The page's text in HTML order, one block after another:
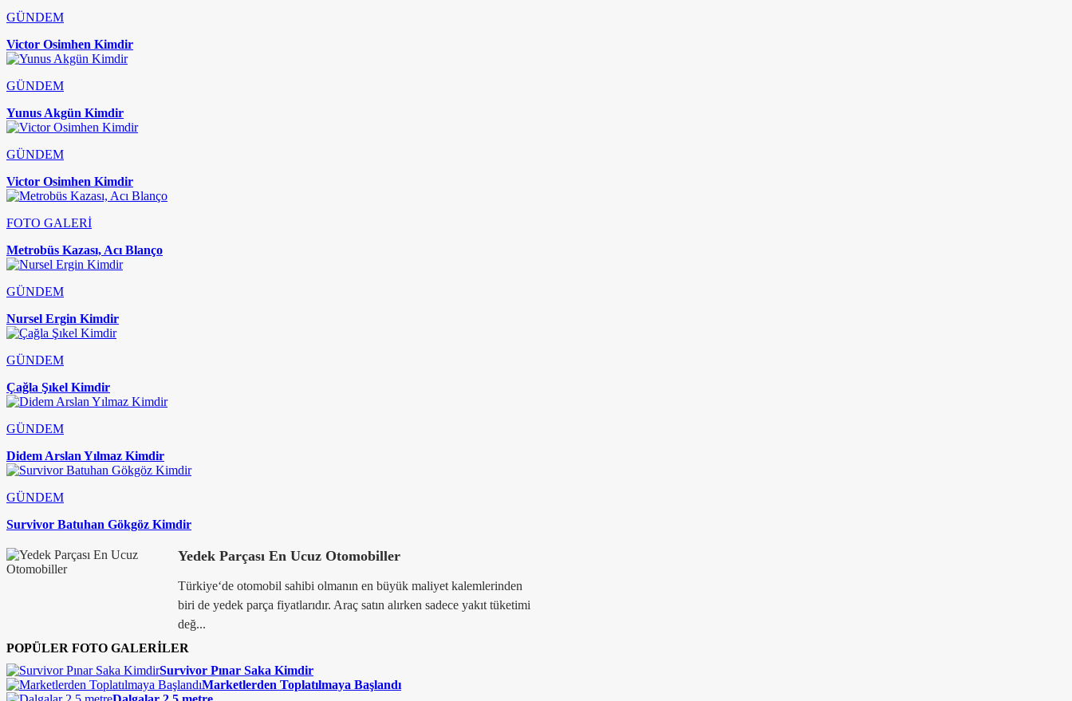
GÜNDEM
Victor Osimhen Kimdir
GÜNDEM
Yunus Akgün Kimdir
GÜNDEM
Victor Osimhen Kimdir
FOTO GALERİ
Metrobüs Kazası, Acı Blanço
GÜNDEM
Nursel Ergin Kimdir
GÜNDEM
Çağla Şıkel Kimdir
GÜNDEM
Didem Arslan Yılmaz Kimdir
GÜNDEM
Survivor Batuhan Gökgöz Kimdir
Yedek Parçası En Ucuz Otomobiller
Türkiye‘de otomobil sahibi olmanın en büyük maliyet kalemlerinden
biri de yedek parça fiyatlarıdır. Araç satın alırken sadece yakıt tüketimi
değ...
POPÜLER FOTO GALERİLER
Survivor Pınar Saka Kimdir
Marketlerden Toplatılmaya Başlandı